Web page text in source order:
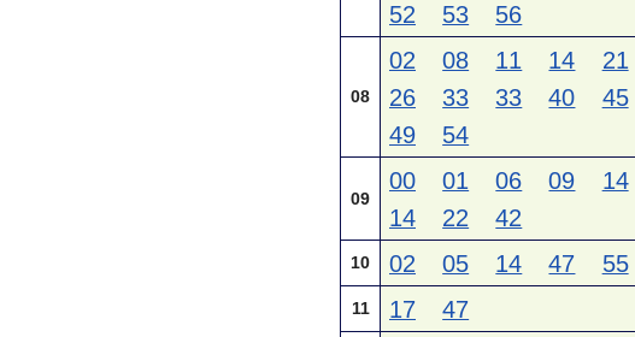
52
53 56
08
02 08 11 14
21
26
33 33 40
45
49
54
09
00 01 06 09
14
14
22 42
10 02 05 14 47 55
11 17 47